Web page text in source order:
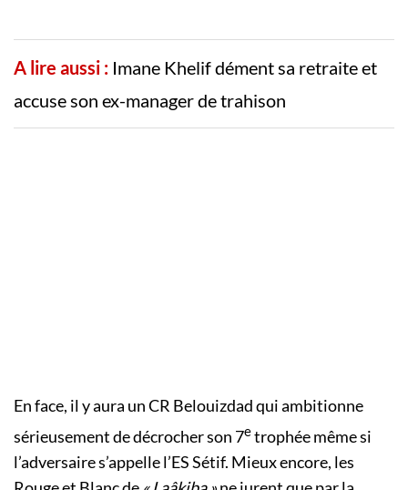
A lire aussi : Imane Khelif dément sa retraite et
accuse son ex-manager de trahison
En face, il y aura un CR Belouizdad qui ambitionne
sérieusement de décrocher son 7etrophée même si
l’adversaire s’appelle l’ES Sétif. Mieux encore, les